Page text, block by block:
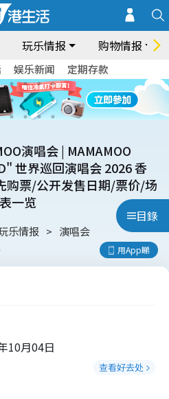
玩乐情报 购物情报
娱乐新闻 定期存款
目錄
演唱会 | MAMAMOO
世界巡回演唱会 2026 香
购票/公开发售日期/票价/场
一览
乐情报 演唱会
用App睇
10月04日
查看好去处